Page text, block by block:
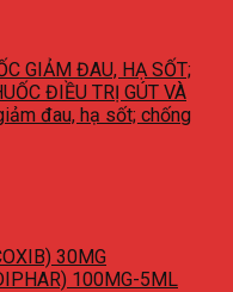
GIẢM ĐAU, HẠ SỐT;
ĐIỀU TRỊ GÚT VÀ
đau, hạ sốt; chống